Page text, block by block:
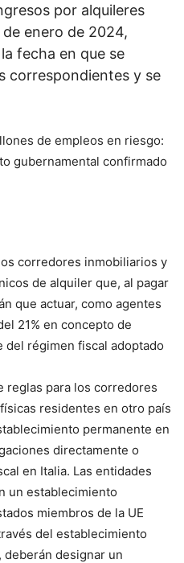
por alquileres
enero de 2024,
fecha en que se
correspondientes y se
de empleos en riesgo:
gubernamental confirmado
corredores inmobiliarios y
de alquiler que, al pagar
que actuar, como agentes
21% en concepto de
régimen fiscal adoptado
reglas para los corredores
residentes en otro país
permanente en
directamente o
en Italia. Las entidades
un establecimiento
miembros de la UE
del establecimiento
deberán designar un